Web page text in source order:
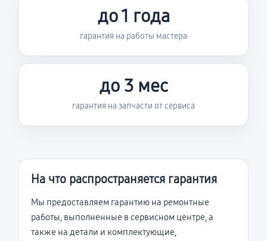
до 1 года
гарантия на работы мастера
до 3 мес
гарантия на запчасти от сервиса
На что распространяется гарантия
Мы предоставляем гарантию на ремонтные
работы, выполненные в сервисном центре, а
также на детали и комплектующие,